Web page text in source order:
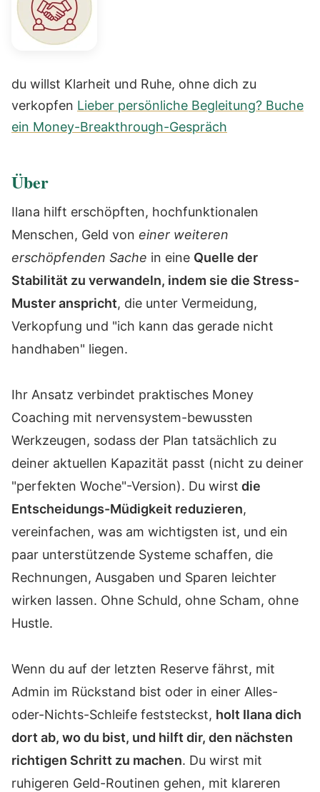
du willst Klarheit und Ruhe, ohne dich zu
verkopfen Lieber persönliche Begleitung? Buche
ein Money-Breakthrough-Gespräch
Über
Ilana hilft erschöpften, hochfunktionalen
Menschen, Geld von einer weiteren
erschöpfenden Sache in eine Quelle der
Stabilität zu verwandeln, indem sie die Stress-
Muster anspricht, die unter Vermeidung,
Verkopfung und "ich kann das gerade nicht
handhaben" liegen.
Ihr Ansatz verbindet praktisches Money
Coaching mit nervensystem-bewussten
Werkzeugen, sodass der Plan tatsächlich zu
deiner aktuellen Kapazität passt (nicht zu deiner
"perfekten Woche"-Version). Du wirst die
Entscheidungs-Müdigkeit reduzieren,
vereinfachen, was am wichtigsten ist, und ein
paar unterstützende Systeme schaffen, die
Rechnungen, Ausgaben und Sparen leichter
wirken lassen. Ohne Schuld, ohne Scham, ohne
Hustle.
Wenn du auf der letzten Reserve fährst, mit
Admin im Rückstand bist oder in einer Alles-
oder-Nichts-Schleife feststeckst, holt Ilana dich
dort ab, wo du bist, und hilft dir, den nächsten
richtigen Schritt zu machen. Du wirst mit
ruhigeren Geld-Routinen gehen, mit klareren